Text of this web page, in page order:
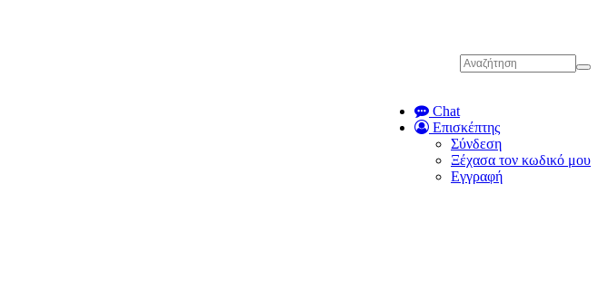
Chat
Επισκέπτης
Σύνδεση
Ξέχασα τον κωδικό μου
Εγγραφή